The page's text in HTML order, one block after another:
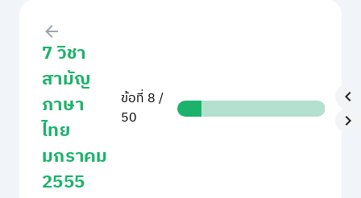
7 วิชา
สามัญ
ภาษา
ไทย
มกราคม
2555
ข้อที่ 8 /
50